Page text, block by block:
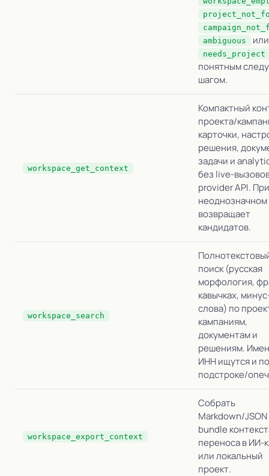
ambiguous
или
needs_project
понятным
шагом.
workspace_get_context
Компактный
проекта/
карточки,
решения,
задачи и
без live-
provider API. При
возвращает
кандидатов.
workspace_search
поиск (русская
морфология,
кавычках,
слова) по
кампаниям,
документам и
решениям.
ИНН ищутся и по
подстроке/
workspace_export_context
Собрать
Markdown/JSON
bundle
переноса в ИИ-
или локальный
проект.